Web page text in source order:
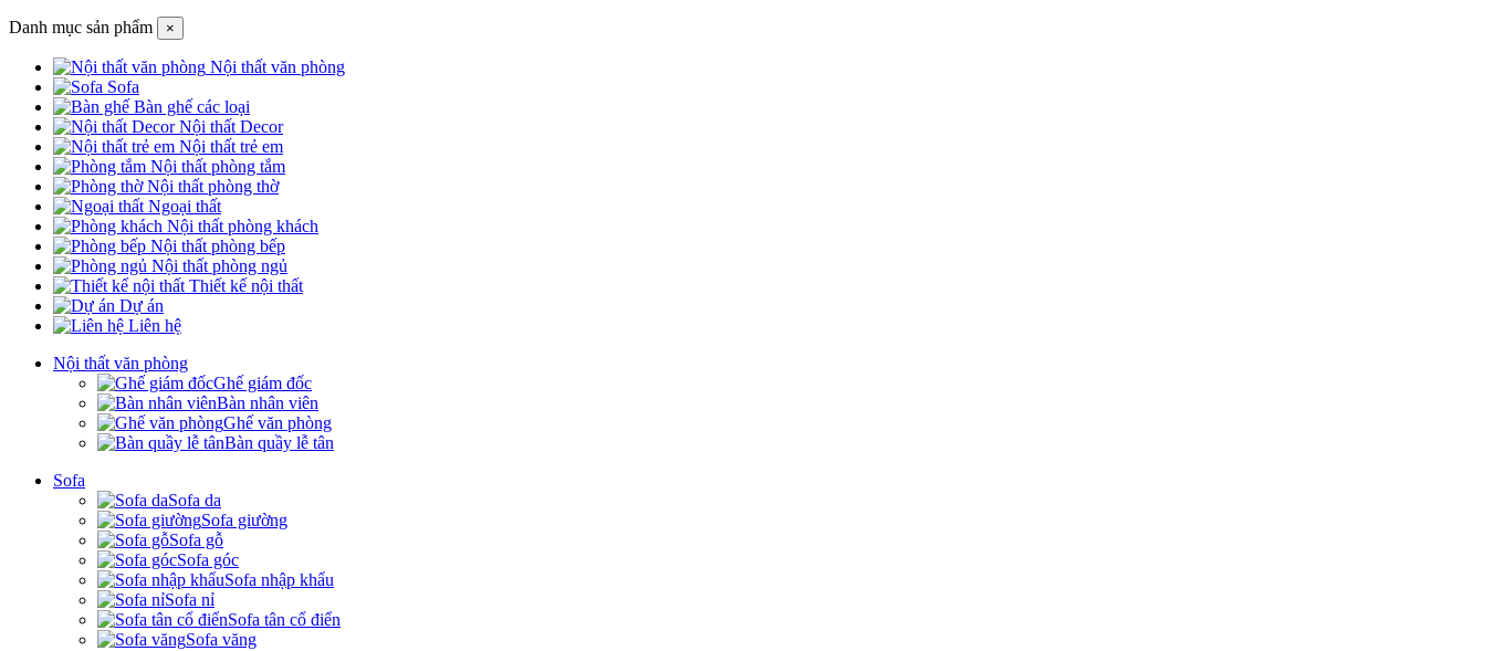
Danh mục sản phẩm ×
Nội thất văn phòng
Sofa
Bàn ghế các loại
Nội thất Decor
Nội thất trẻ em
Nội thất phòng tắm
Nội thất phòng thờ
Ngoại thất
Nội thất phòng khách
Nội thất phòng bếp
Nội thất phòng ngủ
Thiết kế nội thất
Dự án
Liên hệ
Nội thất văn phòng
Ghế giám đốc
Bàn nhân viên
Ghế văn phòng
Bàn quầy lễ tân
Sofa
Sofa da
Sofa giường
Sofa gỗ
Sofa góc
Sofa nhập khẩu
Sofa nỉ
Sofa tân cổ điển
Sofa văng